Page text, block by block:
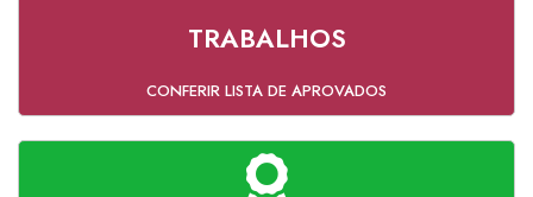
TRABALHOS
CONFERIR LISTA DE APROVADOS